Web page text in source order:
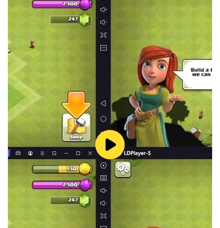
=============================
- 基本プレイ無料・登録不要
※一部有料アイテムがございます
- 乙女戦車シミュレーション
【推奨OSバージョン】
Android 7以上
【ゲーム公式サイト】
https://garupan-app.com/
=============================
©GIRLS und PANZER Projekt
©GIRLS und PANZER Film Projekt
©GIRLS und PANZER Finale Projekt
©戦車道大作戦 実行委員会
-----------------------------